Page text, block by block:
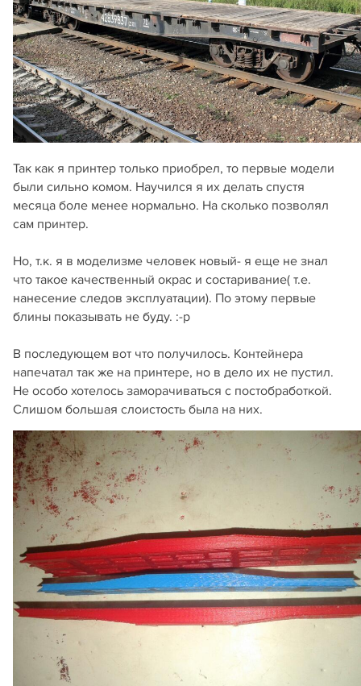
Так как я принтер только приобрел, то первые модели
были сильно комом. Научился я их делать спустя
месяца боле менее нормально. На сколько позволял
сам принтер.
Но, т.к. я в моделизме человек новый- я еще не знал
что такое качественный окрас и состаривание( т.е.
нанесение следов эксплуатации). По этому первые
блины показывать не буду. :-р
В последующем вот что получилось. Контейнера
напечатал так же на принтере, но в дело их не пустил.
Не особо хотелось заморачиваться с постобработкой.
Слишом большая слоистость была на них.